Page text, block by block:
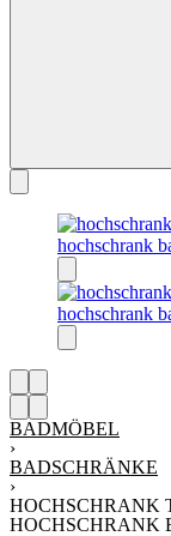
BADMÖBEL
›
BADSCHRÄNKE
›
HOCHSCHRANK
HOCHSCHRANK